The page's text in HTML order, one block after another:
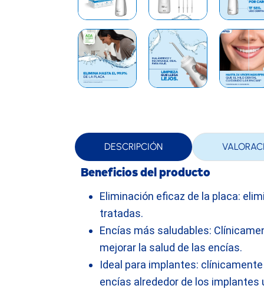
DESCRIPCIÓN
Beneficios del producto
Eliminación eficaz de la placa:
tratadas.
Encías más saludables:
mejorar la salud de las encías.
Ideal para implantes:
encías alrededor de los implantes